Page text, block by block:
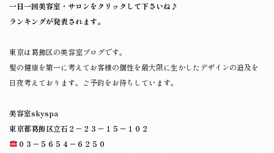
一日一回美容室・サロンをクリックして下さいね♪
ランキングが発表されます。
東京は葛飾区の美容室ブログです。
髪の健康を第一に考えてお客様の個性を最大限に生かしたデザインの追及を
日夜考えております。ご予約をお待ちしています。
美容室skyspa
東京都葛飾区立石２－２３－１５－１０２
０３－５６５４－６２５０